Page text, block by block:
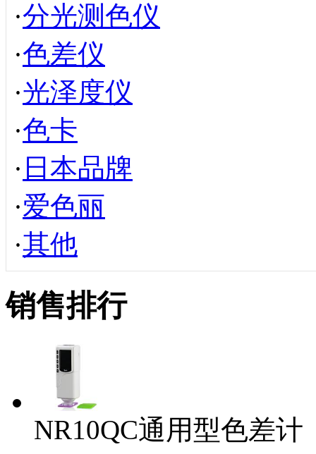
·分光测色仪
·色差仪
·光泽度仪
·色卡
· 日本品牌
·爱色丽
·其他
销售排行
NR10QC通用型色差计